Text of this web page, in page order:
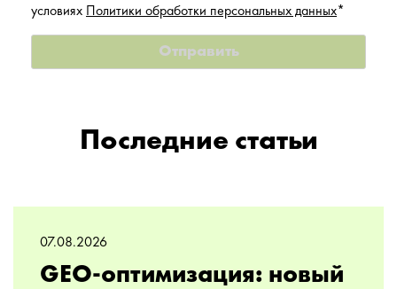
условиях Политики обработки персональных данных*
Последние статьи
07.08.2026
GEO-оптимизация: новый